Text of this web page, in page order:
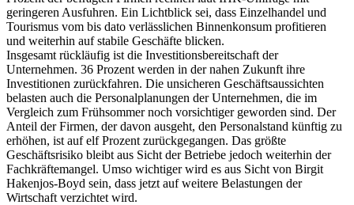
geringeren Ausfuhren. Ein Lichtblick sei, dass Einzelhandel und
Tourismus vom bis dato verlässlichen Binnenkonsum profitieren
und weiterhin auf stabile Geschäfte blicken.
Insgesamt rückläufig ist die Investitionsbereitschaft der
Unternehmen. 36 Prozent werden in der nahen Zukunft ihre
Investitionen zurückfahren. Die unsicheren Geschäftsaussichten
belasten auch die Personalplanungen der Unternehmen, die im
Vergleich zum Frühsommer noch vorsichtiger geworden sind. Der
Anteil der Firmen, der davon ausgeht, den Personalstand künftig zu
erhöhen, ist auf elf Prozent zurückgegangen. Das größte
Geschäftsrisiko bleibt aus Sicht der Betriebe jedoch weiterhin der
Fachkräftemangel. Umso wichtiger wird es aus Sicht von Birgit
Hakenjos-Boyd sein, dass jetzt auf weitere Belastungen der
Wirtschaft verzichtet wird.